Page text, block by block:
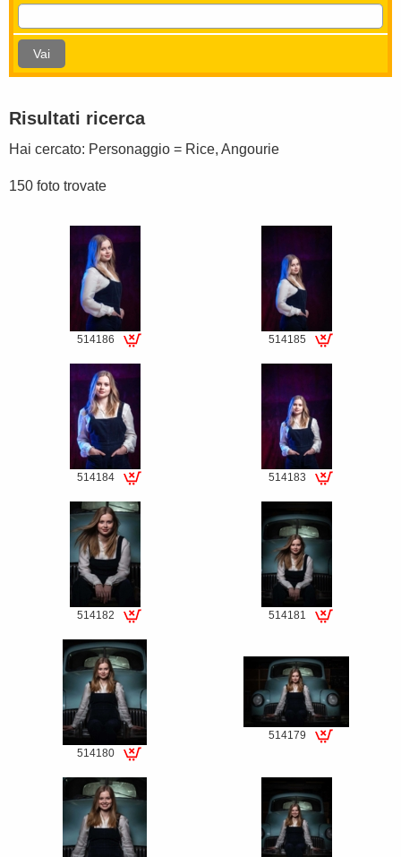
Vai
Risultati ricerca
Hai cercato: Personaggio = Rice, Angourie
150 foto trovate
514186
fee
514185
514184
fee
514183
fee
514182
fee
514181
514180
fee
514179